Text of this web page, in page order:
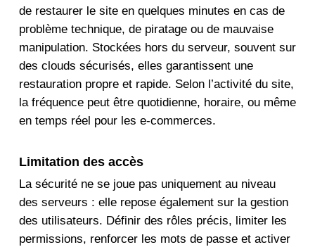
de restaurer le site en quelques minutes en cas de
problème technique, de piratage ou de mauvaise
manipulation. Stockées hors du serveur, souvent sur
des clouds sécurisés, elles garantissent une
restauration propre et rapide. Selon l’activité du site,
la fréquence peut être quotidienne, horaire, ou même
en temps réel pour les e-commerces.
Limitation des accès
La sécurité ne se joue pas uniquement au niveau
des serveurs : elle repose également sur la gestion
des utilisateurs. Définir des rôles précis, limiter les
permissions, renforcer les mots de passe et activer